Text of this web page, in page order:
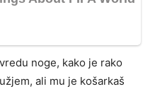
noge, kako je rako
ali mu je košarkaš